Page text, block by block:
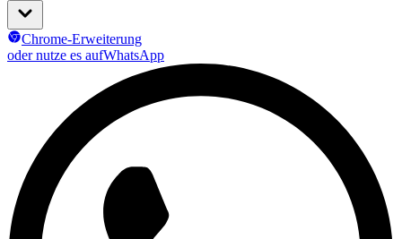
Chrome-Erweiterung
oder nutze es aufWhatsApp